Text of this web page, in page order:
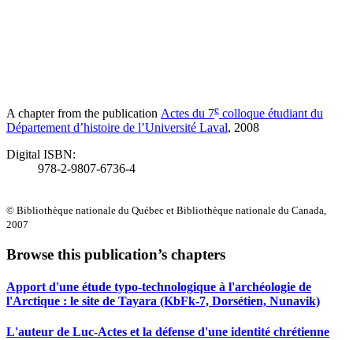
A chapter from the publication Actes du 7e colloque étudiant du
Département d’histoire de l’Université Laval, 2008
Digital ISBN:
978-2-9807-6736-4
© Bibliothèque nationale du Québec et Bibliothèque nationale du Canada,
2007
Browse this publication’s chapters
Apport d'une étude typo-technologique à l'archéologie de
l'Arctique : le site de Tayara (KbFk-7, Dorsétien, Nunavik)
L'auteur de Luc-Actes et la défense d'une identité chrétienne